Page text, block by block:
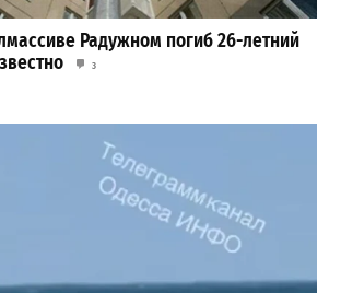
Радужном погиб 26-летний
3